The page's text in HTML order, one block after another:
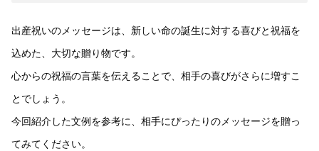
出産祝いのメッセージは、新しい命の誕生に対する喜びと祝福を
込めた、大切な贈り物です。
心からの祝福の言葉を伝えることで、相手の喜びがさらに増すこ
とでしょう。
今回紹介した文例を参考に、相手にぴったりのメッセージを贈っ
てみてください。